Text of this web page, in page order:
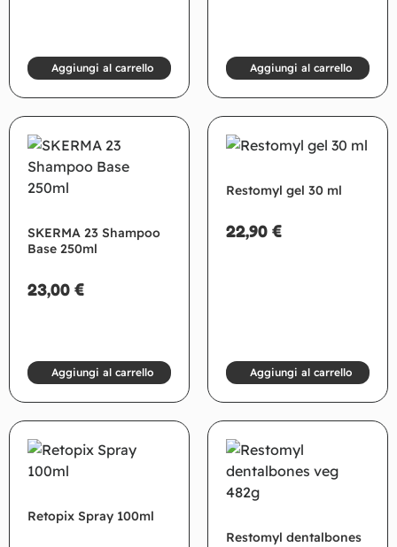
Aggiungi al carrello Aggiungi al carrello
SKERMA 23 Shampoo
Base 250ml
23,00 €
Aggiungi al carrello
Restomyl gel 30 ml
22,90 €
Aggiungi al carrello
Retopix Spray 100ml
Restomyl dentalbones